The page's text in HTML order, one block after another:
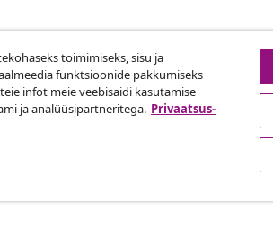
toimimiseks, sisu ja
funktsioonide pakkumiseks
infot meie veebisaidi kasutamise
ja analüüsipartneritega. Privaatsus-